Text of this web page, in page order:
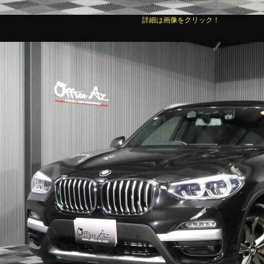
詳細は画像をクリック！